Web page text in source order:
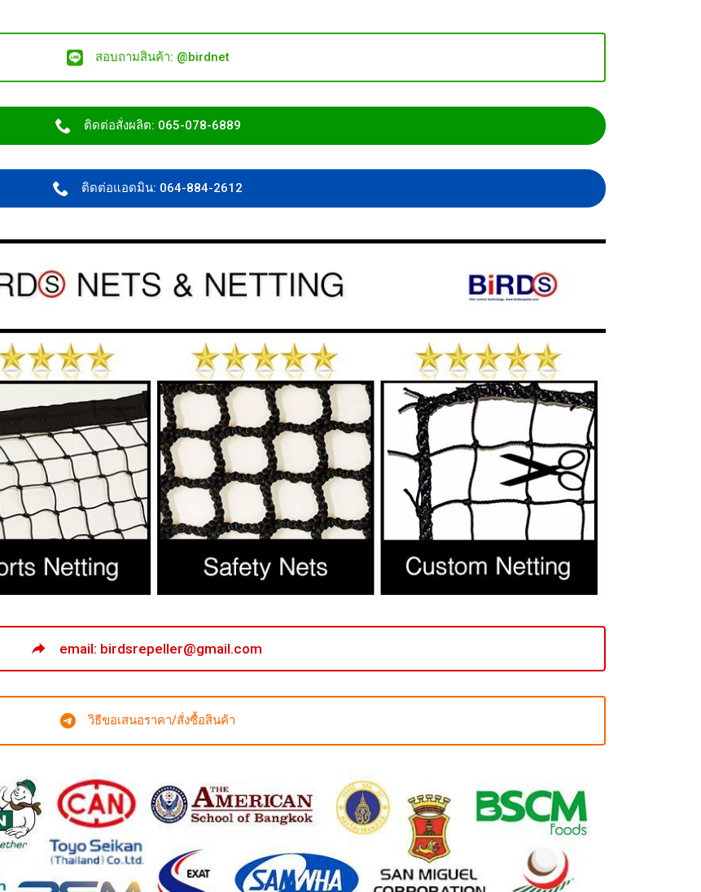
สอบถามสินค้า: @birdnet
ติดต่อสั่งผลิต: 065-078-6889
ติดต่อแอดมิน: 064-884-2612
email: birdsrepeller@gmail.com
วิธีขอเสนอราคา/สั่งซื้อสินค้า